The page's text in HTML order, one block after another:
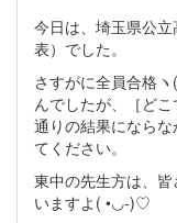
今日は、埼玉県公
表）でした。
さすがに全員合格
んでしたが、［ど
通りの結果になら
てください。
東中の先生方は、
いますよ( •◡-)♡